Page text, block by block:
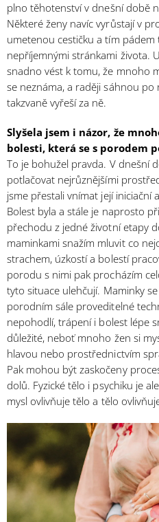
plno těhotenství v dnešní době
Některé ženy navíc vyrůstají v
umetenou cestičku a tím
nepříjemnými stránkami života.
snadno vést k tomu, že mnoho
se neznáma, a raději sáhnou po
takzvaně vyřeší za ně.
Slyšela jsem i názor, že
bolesti, která se s porodem
To je bohužel pravda. V dnešní
potlačovat nejrůznějšími
jsme přestali vnímat její iniciační
Bolest byla a stále je naprosto
přechodu z jedné životní etapy
maminkami snažím mluvit co
strachem, úzkostí a bolestí
porodu s nimi pak procházím
tyto situace ulehčují. Maminky
porodním sále proveditelné
nepohodlí, trápení i bolest lépe
důležité, neboť mnoho žen si
hlavou nebo prostřednictvím
Pak mohou být zaskočeny
dolů. Fyzické tělo i psychiku je
mysl ovlivňuje tělo a tělo